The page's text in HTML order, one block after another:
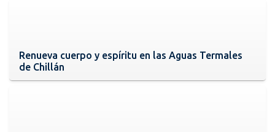
Renueva cuerpo y espíritu en las Aguas Termales
de Chillán